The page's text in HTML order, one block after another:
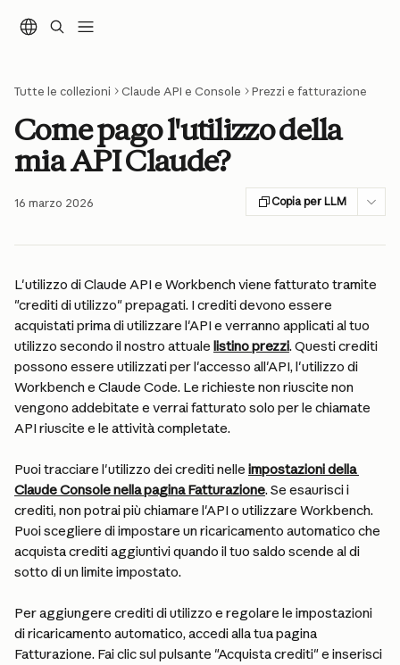
Tutte le collezioni Claude API e Console Prezzi e fatturazione
Come pago l'utilizzo della
mia API Claude?
16 marzo 2026 Copia per LLM
L'utilizzo di Claude API e Workbench viene fatturato tramite
"crediti di utilizzo" prepagati. I crediti devono essere
acquistati prima di utilizzare l'API e verranno applicati al tuo
utilizzo secondo il nostro attuale listino prezzi. Questi crediti
possono essere utilizzati per l'accesso all'API, l'utilizzo di
Workbench e Claude Code. Le richieste non riuscite non
vengono addebitate e verrai fatturato solo per le chiamate
API riuscite e le attività completate.
Puoi tracciare l'utilizzo dei crediti nelle impostazioni della
Claude Console nella pagina Fatturazione. Se esaurisci i
crediti, non potrai più chiamare l'API o utilizzare Workbench.
Puoi scegliere di impostare un ricaricamento automatico che
acquista crediti aggiuntivi quando il tuo saldo scende al di
sotto di un limite impostato.
Per aggiungere crediti di utilizzo e regolare le impostazioni
di ricaricamento automatico, accedi alla tua pagina
Fatturazione. Fai clic sul pulsante "Acquista crediti" e inserisci